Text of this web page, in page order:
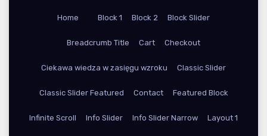
Home Block 1 Block 2 Block Slider
Breadcrumb Title Cart Checkout
Ciekawa wiedza w zasięgu wzroku Classic Slider
Classic Slider Featured Contact Featured Block
Infinite Scroll Info Slider Info Slider Narrow Layout 1